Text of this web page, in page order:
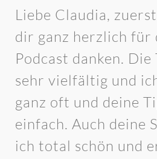
Liebe Claudia,
dir ganz herzlich für
Podcast danken. Die
sehr vielfältig und
ganz oft und deine
einfach. Auch deine
ich total schön und